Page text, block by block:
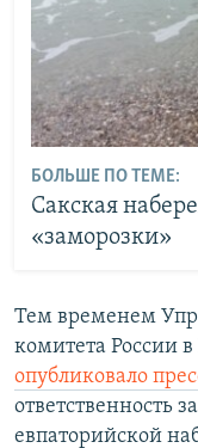
БОЛЬШЕ ПО ТЕМЕ:
Сакская
«заморозки»
Тем временем
комитета России
опубликовало
ответственность
евпаторийской